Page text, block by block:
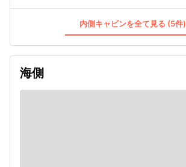
内側キャビンを全て見る (5件)
海側